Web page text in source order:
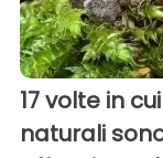
17 volte in
naturali